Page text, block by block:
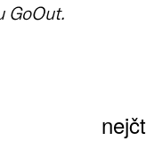
GoOut.